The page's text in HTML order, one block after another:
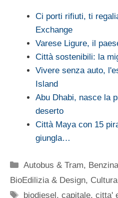
Ci porti rifiuti, ti
Exchange
Varese Ligure, il
Città sostenibili: la
Vivere senza auto,
Island
Abu Dhabi, nasce la
deserto
Città Maya con 15
giungla…
Categorie
Autobus & Tram,
BioEdilizia & Design,
Tag
biodiesel,capitale,citta'